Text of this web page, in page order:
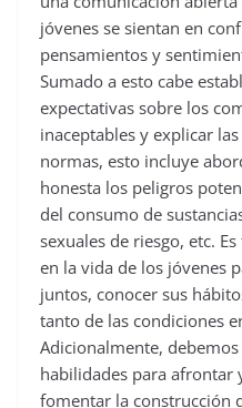
jóvenes se sientan en
pensamientos y
Sumado a esto cabe
expectativas sobre los
inaceptables y explicar
normas, esto incluye
honesta los peligros
del consumo de
sexuales de riesgo, etc.
en la vida de los jóvenes
juntos, conocer sus
tanto de las condiciones
Adicionalmente,
habilidades para afrontar
fomentar la construcción